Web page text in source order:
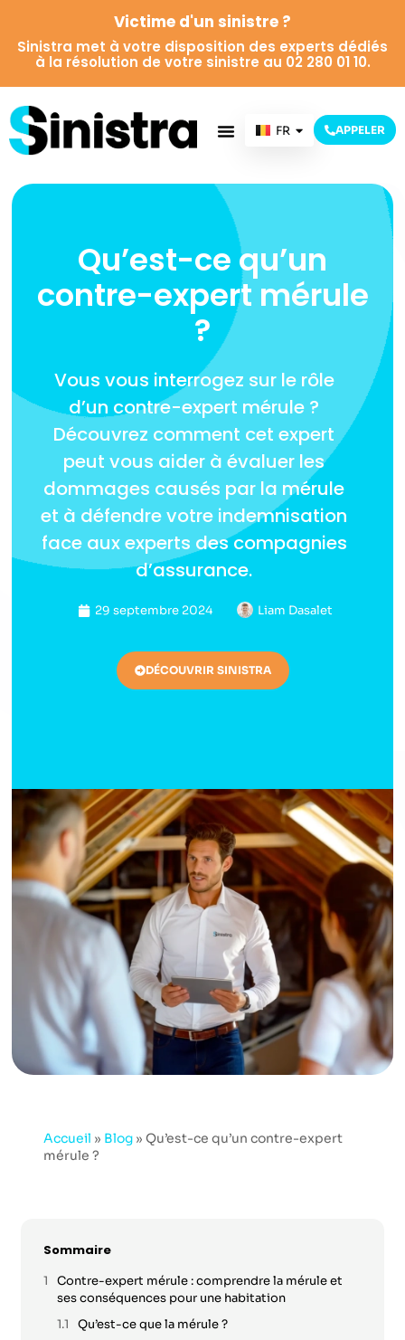
Victime d'un sinistre ?
Sinistra met à votre disposition des experts dédiés
à la résolution de votre sinistre au 02 280 01 10.
FR
NL APPELER
Qu’est-ce qu’un
contre-expert mérule
?
Vous vous interrogez sur le rôle
d’un contre-expert mérule ?
Découvrez comment cet expert
peut vous aider à évaluer les
dommages causés par la mérule
et à défendre votre indemnisation
face aux experts des compagnies
d’assurance.
29 septembre 2024 Liam Dasalet
DÉCOUVRIR SINISTRA
Accueil » Blog »Qu’est-ce qu’un contre-expert
mérule ?
Sommaire
Contre-expert mérule : comprendre la mérule et
ses conséquences pour une habitation
Qu’est-ce que la mérule ?